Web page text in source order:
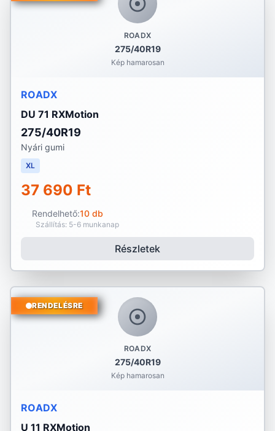
ROADX
275/40R19
Kép hamarosan
ROADX
DU 71 RXMotion
275/40R19
Nyári gumi
XL
37 690 Ft
Rendelhető:10 db
Szállítás: 5-6 munkanap
Részletek
ROADX
275/40R19
Kép hamarosan
RENDELÉSRE
ROADX
U 11 RXMotion